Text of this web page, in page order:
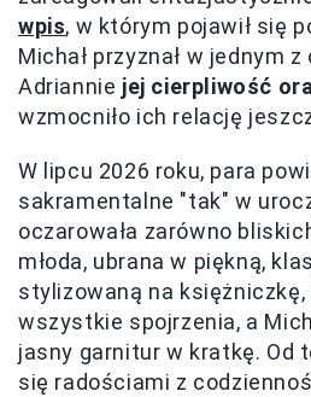
wpis, w którym pojawił się
Michał przyznał w jednym
Adriannie jej cierpliwość
wzmocniło ich relację
W lipcu 2026 roku, para
sakramentalne "tak" w
oczarowała zarówno
młoda, ubrana w piękną,
stylizowaną na księżniczkę,
wszystkie spojrzenia, a
jasny garnitur w kratkę. Od
się radościami z